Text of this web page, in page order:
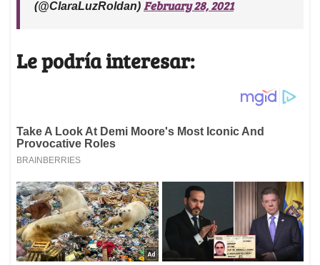
(@ClaraLuzRoldan) February 28, 2021
Le podría interesar: